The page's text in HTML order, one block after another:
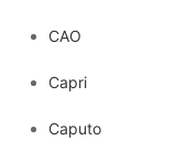
CAO
Capri
Caputo